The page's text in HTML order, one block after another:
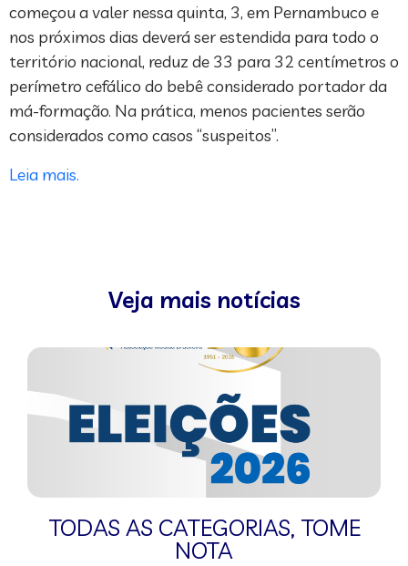
começou a valer nessa quinta, 3, em Pernambuco e
nos próximos dias deverá ser estendida para todo o
território nacional, reduz de 33 para 32 centímetros o
perímetro cefálico do bebê considerado portador da
má-formação. Na prática, menos pacientes serão
considerados como casos “suspeitos”.
Leia mais.
Veja mais notícias
TODAS AS CATEGORIAS, TOME
NOTA